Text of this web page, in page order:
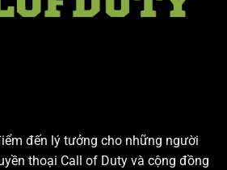
đến lý tưởng cho những người
thoại Call of Duty và cộng đồng